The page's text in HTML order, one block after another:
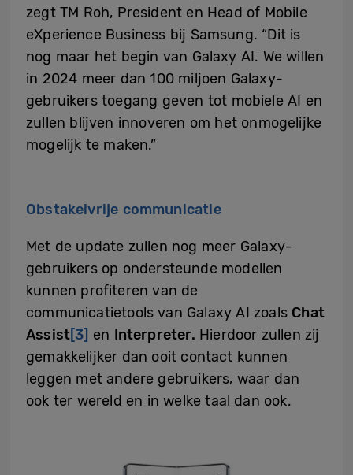
zegt TM Roh, President en Head of Mobile
eXperience Business bij Samsung. “Dit is
nog maar het begin van Galaxy AI. We willen
in 2024 meer dan 100 miljoen Galaxy-
gebruikers toegang geven tot mobiele AI en
zullen blijven innoveren om het onmogelijke
mogelijk te maken.”
Obstakelvrije communicatie
Met de update zullen nog meer Galaxy-
gebruikers op ondersteunde modellen
kunnen profiteren van de
communicatietools van Galaxy AI zoals Chat
Assist[3] en Interpreter. Hierdoor zullen zij
gemakkelijker dan ooit contact kunnen
leggen met andere gebruikers, waar dan
ook ter wereld en in welke taal dan ook.